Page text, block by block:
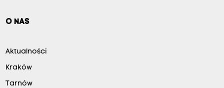
O NAS
Aktualności
Kraków
Tarnów